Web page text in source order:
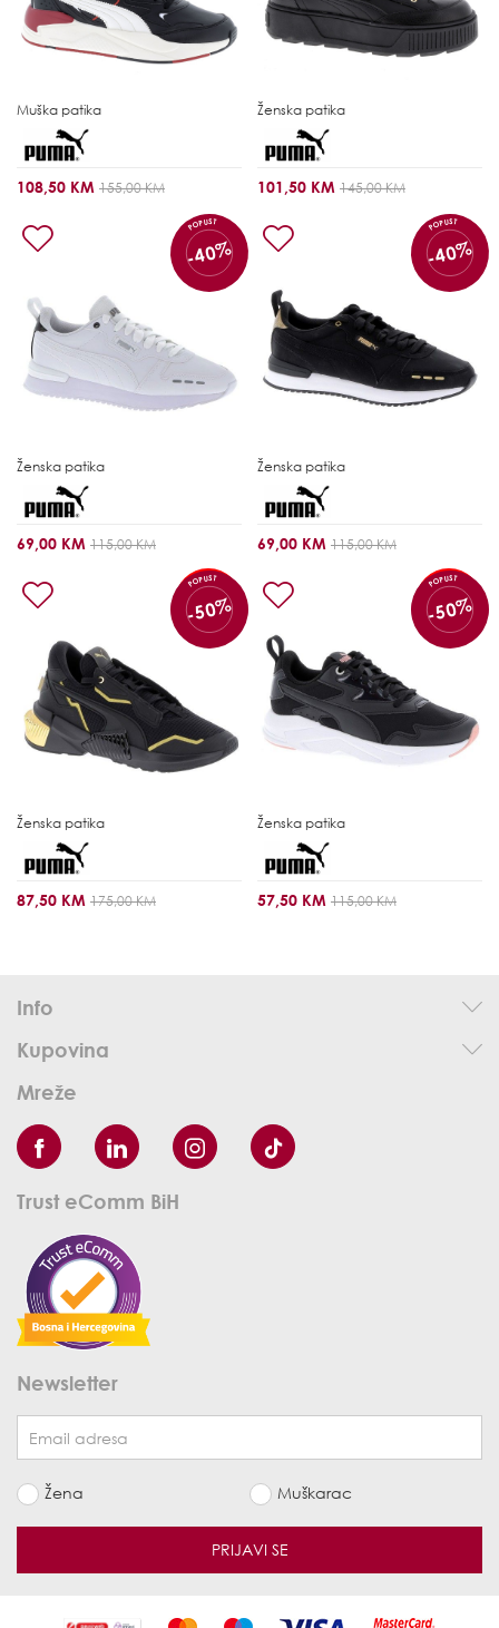
Muška patika
108,50 KM 155,00 KM
Ženska patika
101,50 KM 145,00 KM
POPUST
-40%
Ženska patika
69,00 KM 115,00 KM
POPUST
-40%
Ženska patika
69,00 KM 115,00 KM
POPUST
-50%
FINAL SALE
Ženska patika
87,50 KM 175,00 KM
POPUST
-50%
FINAL SALE
Ženska patika
57,50 KM 115,00 KM
Info
Kupovina
Mreže
Trust eComm BiH
Newsletter
Žena Muškarac
PRIJAVI SE